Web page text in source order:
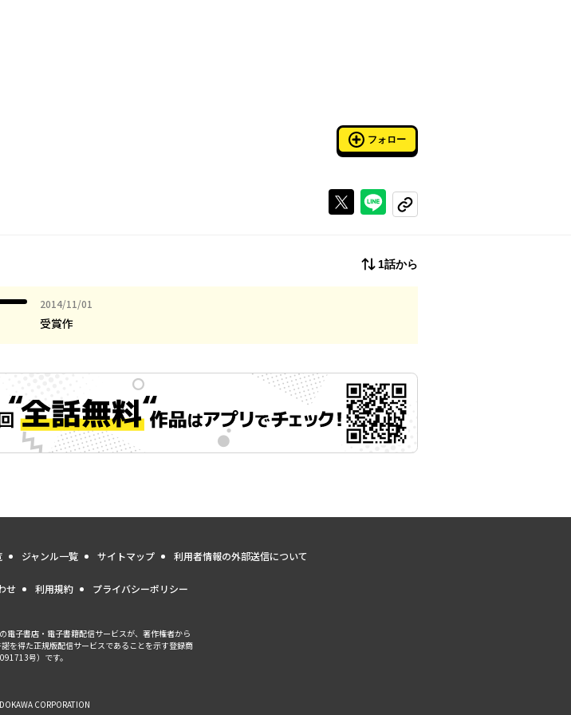
フォロー
Xで投稿するラインでシェアする
コピーする
1話から
2014/11/01
2014年11月01日
受賞作
ジャンル一覧 サイトマップ 利用者情報の外部送信について
せ 利用規約 プライバシーポリシー
電子書店・電子書籍配信サービスが、著作権者から
を得た正規版配信サービスであることを示す登録商
号）です。
CORPORATION